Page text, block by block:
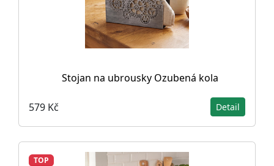
Stojan na ubrousky Ozubená kola
579 Kč Detail
TOP